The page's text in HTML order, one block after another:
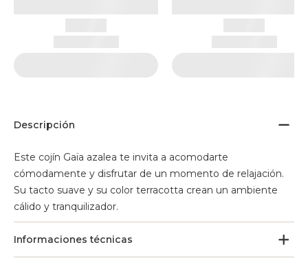
Descripción
Este cojín Gaïa azalea te invita a acomodarte
cómodamente y disfrutar de un momento de relajación.
Su tacto suave y su color terracotta crean un ambiente
cálido y tranquilizador.
Informaciones técnicas